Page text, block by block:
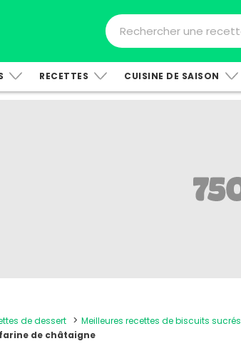
RECETTES CUISINE DE SAISON
de dessert Meilleures recettes de biscuits sucrés
de châtaigne